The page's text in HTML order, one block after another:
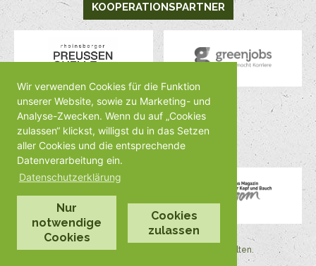
Wir verwenden Cookies für die Funktion
unserer Website, sowie zu Marketing- und
Analyse-Zwecken. Wenn du auf „Cookies
zulassen“ klickst, willigst du in das Setzen
aller Cookies und die entsprechende
Datenverarbeitung ein.
Datenschutzerklärung
Nur
notwendige
Cookies
Cookies
zulassen
KOOPERATIONSPARTNER
MEDIENPARTNER
©2026 by Veggienale Alle Rechte vorbehalten.